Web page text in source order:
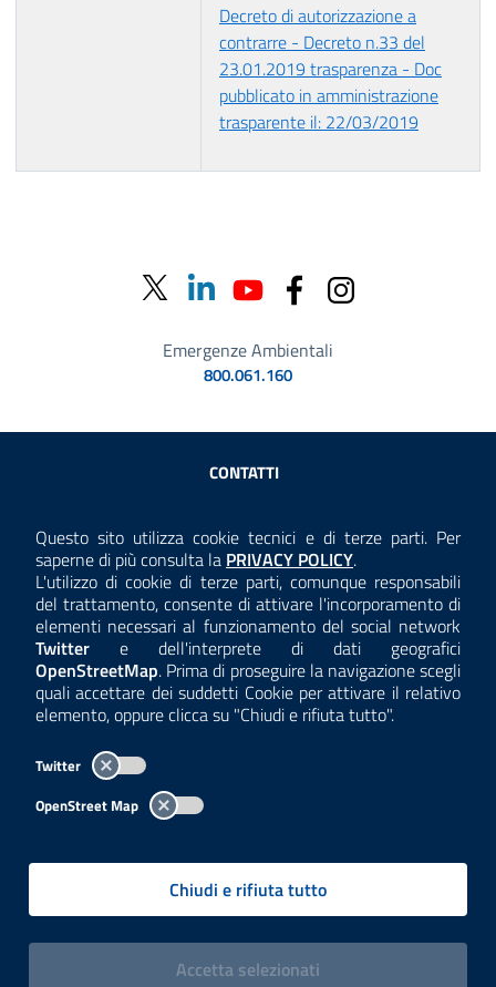
Questo sito utilizza cookie tecnici e di terze parti. Per
saperne di più consulta la Consulta la
PRIVACY POLICY.
L'utilizzo di cookie di terze parti, comunque responsabili
del trattamento, consente di attivare l'incorporamento di
elementi necessari al funzionamento del social network
Twitter e dell'interprete di dati geografici
OpenStreetMap. Prima di proseguire la navigazione scegli
quali accettare dei suddetti Cookie per attivare il relativo
elemento, oppure clicca su "Chiudi e rifiuta tutto".
Twitter
OpenStreet Map
Chiudi e rifiuta tutto
Accettai cookies
selezionati
Decreto di autorizzazione a
contrarre - Decreto n.33 del
23.01.2019 trasparenza - Doc
pubblicato in amministrazione
trasparente il: 22/03/2019
Emergenze Ambientali
800.061.160
Sezione Link Utili
CONTATTI
ANTICORRUZIONE
ACCESSIBILITÀ
COOKIE E PRIVACY
TEMI A-Z
Per l'utilizzo del logo e dei dati fare riferimento al regolamento
consultabile aquesta pagina
P.IVA: 13015060158 | CUU-PA: UFCPQZ